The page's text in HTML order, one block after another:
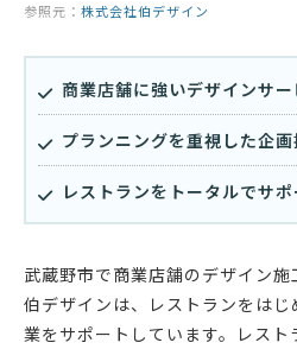
参照元： 株式会社伯デザイン
商業店舗に強いデザインサー
プランニングを重視した企
レストランをトータルでサポ
武蔵野市で商業店舗のデザイン
伯デザインは、レストランをは
業をサポートしています。レス